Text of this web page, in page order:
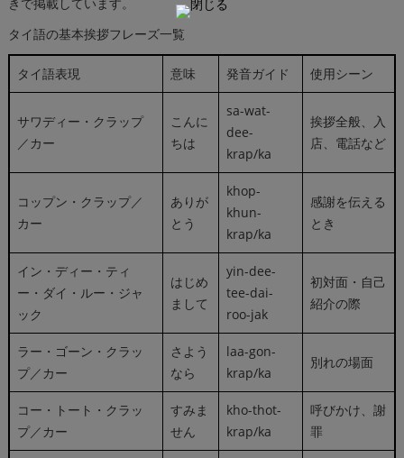
タイ語の基本挨拶フレーズ一覧
タイ語表現 意味 発音ガイド 使用シーン
サワディー・クラップ
／カー
こんに
ちは
sa-wat-
dee-
krap/ka
挨拶全般、入
店、電話など
コップン・クラップ／
カー
ありが
とう
khop-
khun-
krap/ka
感謝を伝える
とき
イン・ディー・ティ
ー・ダイ・ルー・ジャ
ック
はじめ
まして
yin-dee-
tee-dai-
roo-jak
初対面・自己
紹介の際
ラー・ゴーン・クラッ
プ／カー
さよう
なら
laa-gon-
krap/ka
別れの場面
コー・トート・クラッ
プ／カー
すみま
せん
kho-thot-
krap/ka
呼びかけ、謝
罪